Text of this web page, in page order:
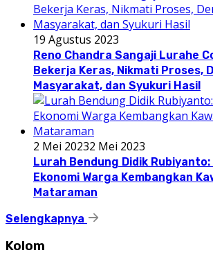
19 Agustus 2023
Reno Chandra Sangaji Lurahe
Bekerja Keras, Nikmati Proses,
Masyarakat, dan Syukuri Hasil
2 Mei 20232 Mei 2023
Lurah Bendung Didik
Ekonomi Warga Kembangkan
Mataraman
Selengkapnya
Kolom